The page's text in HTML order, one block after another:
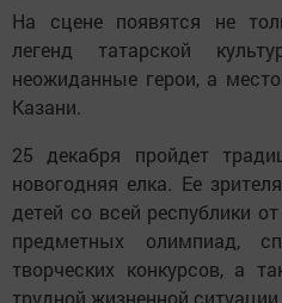
На сцене появятся не
легенд татарской
неожиданные герои, а
Казани.
25 декабря пройдет
новогодняя елка. Ее
детей со всей республики
предметных олимпиад,
творческих конкурсов, а